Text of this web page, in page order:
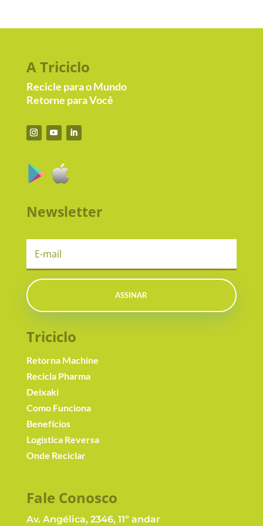
A Triciclo
Recicle para o Mundo
Retorne para Você
Newsletter
ASSINAR
Triciclo
Retorna Machine
Recicla Pharma
Deixaki
Como Funciona
Benefícios
Logistíca Reversa
Onde Reciclar
Fale Conosco
Av. Angélica, 2346, 11º andar